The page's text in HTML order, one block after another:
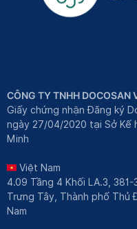
CÔNG TY TNHH DOCOSAN
Giấy chứng nhận Đăng ký
ngày 27/04/2020 tại Sở Kế
Minh
Việt Nam
4.09 Tầng 4 Khối LA.3,
Trưng Tây, Thành phố Thủ
Nam